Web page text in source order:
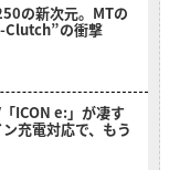
の新次元。MTの
Clutch”の衝撃
ICON e:」が凄す
充電対応で、もう